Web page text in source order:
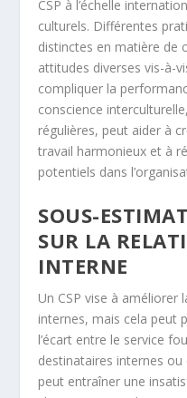
CSP à l’échelle
culturels. Différentes
distinctes en matière de
attitudes diverses vis-à-
compliquer la
conscience
régulières, peut aider à
travail harmonieux et à
potentiels dans
SOUS-
SUR LA
INTERNE
Un CSP vise à améliorer
internes, mais cela peut
l’écart entre le service
destinataires internes ou
peut entraîner une